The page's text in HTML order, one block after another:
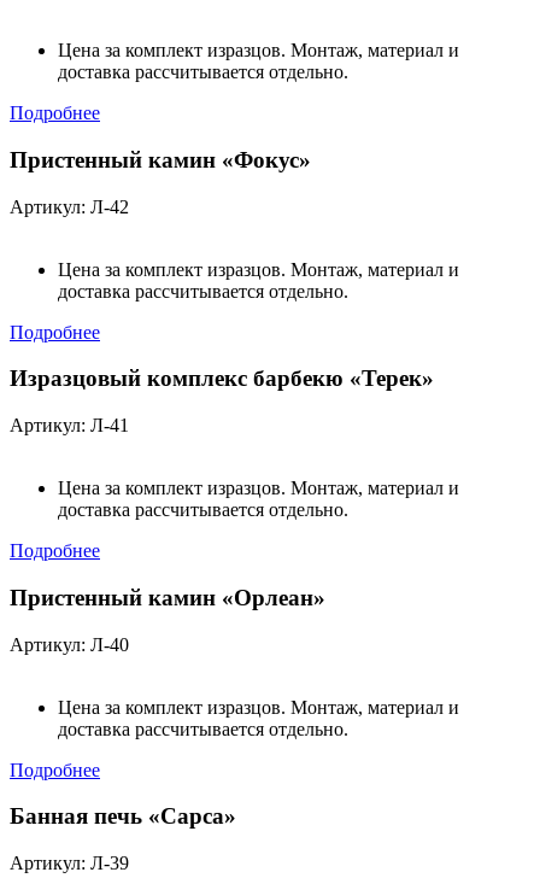
Цена за комплект изразцов. Монтаж, материал и
доставка рассчитывается отдельно.
Подробнее
Пристенный камин «Фокус»
Артикул: Л-42
Цена за комплект изразцов. Монтаж, материал и
доставка рассчитывается отдельно.
Подробнее
Изразцовый комплекс барбекю «Терек»
Артикул: Л-41
Цена за комплект изразцов. Монтаж, материал и
доставка рассчитывается отдельно.
Подробнее
Пристенный камин «Орлеан»
Артикул: Л-40
Цена за комплект изразцов. Монтаж, материал и
доставка рассчитывается отдельно.
Подробнее
Банная печь «Сарса»
Артикул: Л-39